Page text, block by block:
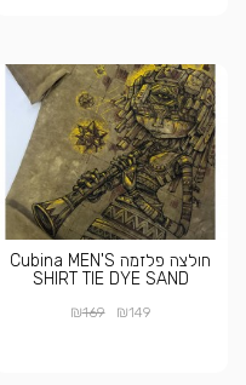
חולצה פלזמה Cubina MEN'S
SHIRT TIE DYE SAND
₪149
₪169